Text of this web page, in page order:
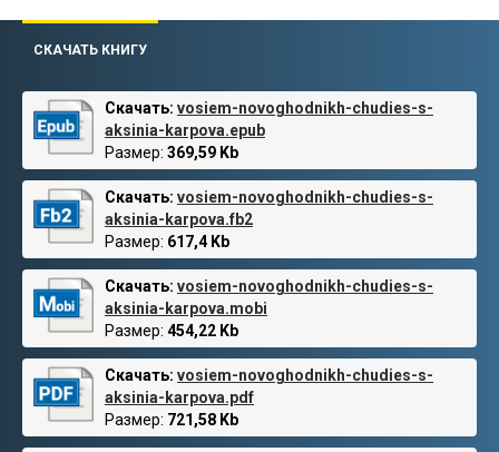
СКАЧАТЬ КНИГУ
Скачать: vosiem-novoghodnikh-chudies-s-
aksinia-karpova.epub
Размер: 369,59 Kb
Скачать: vosiem-novoghodnikh-chudies-s-
aksinia-karpova.fb2
Размер: 617,4 Kb
Скачать: vosiem-novoghodnikh-chudies-s-
aksinia-karpova.mobi
Размер: 454,22 Kb
Скачать: vosiem-novoghodnikh-chudies-s-
aksinia-karpova.pdf
Размер: 721,58 Kb